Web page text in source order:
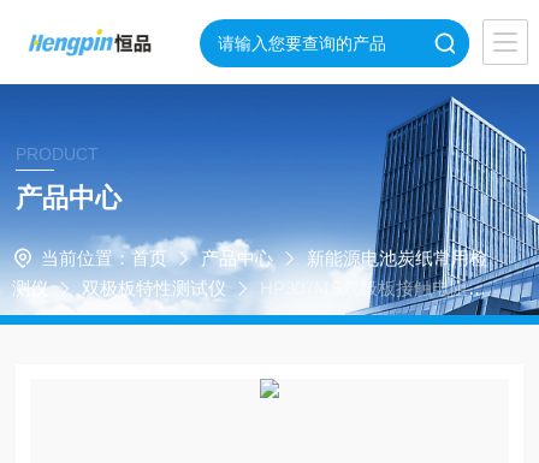
PRODUCT
产品中心
当前位置： 首页 产品中心
新能源电池炭纸常用检
测仪
双极板特性测试仪
HP307MS双极板接触电阻测
试仪GB/T20042.7